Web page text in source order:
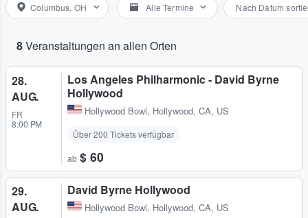
Columbus, OH Alle Termine Nach Datum
8Veranstaltungen an allen Orten
28.
AUG.
FR
8:00 PM
Los Angeles Philharmonic - David Byrne
Hollywood
Hollywood Bowl, Hollywood, CA, US
Über 200 Tickets verfügbar
ab $ 60
29.
AUG.
David Byrne Hollywood
Hollywood Bowl, Hollywood, CA, US